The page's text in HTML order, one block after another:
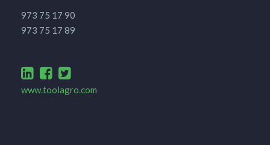
973 75 17 90
973 75 17 89
www.toolagro.com